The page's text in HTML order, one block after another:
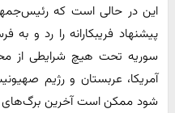
این در حالی است که
پیشنهاد فریبکارانه را رد ‌و
سوریه تحت هیچ شرایطی از
آمریکا، عربستان و رژیم
شود ممکن است آخرین برگ‌های